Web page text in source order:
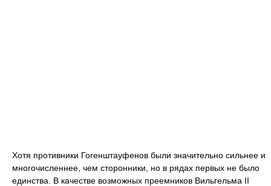
Хотя противники Гогенштауфенов были значительно сильнее и
многочисленнее, чем сторонники, но в рядах первых не было
единства. В качестве возможных преемников Вильгельма II